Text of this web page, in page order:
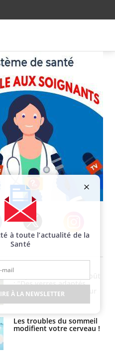
Twitter Instagram
: “Des verres adaptés,
c'est indispensable pour
la santé des yeux”
Les troubles du sommeil
modifient votre cerveau !
à toute l’actualité de la
Santé
À LA NEWSLETTER